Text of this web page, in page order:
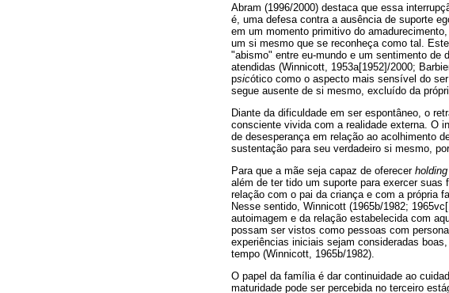
Abram (1996/2000) destaca que essa
é, uma defesa contra a ausência de suporte
em um momento primitivo do
um si mesmo que se reconheça como tal.
"abismo" entre eu-mundo e um sentimento de
atendidas (Winnicott, 1953a[1952]/2000;
psicótico como o aspecto mais sensível do
segue ausente de si mesmo, excluído da
Diante da dificuldade em ser espontâneo, o
consciente vivida com a realidade externa. O
de desesperança em relação ao acolhimento
sustentação para seu verdadeiro si mesmo,
Para que a mãe seja capaz de oferecer holding
além de ter tido um suporte para exercer
relação com o pai da criança e com a própria
Nesse sentido, Winnicott (1965b/1982;
autoimagem e da relação estabelecida com
possam ser vistos como pessoas com
experiências iniciais sejam consideradas
tempo (Winnicott, 1965b/1982).
O papel da família é dar continuidade ao
maturidade pode ser percebida no terceiro